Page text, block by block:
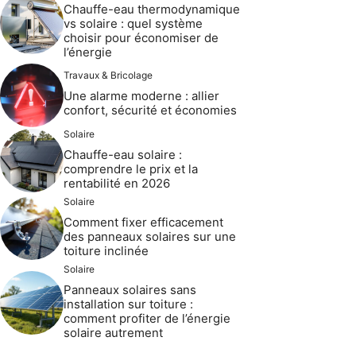
Chauffe-eau thermodynamique
vs solaire : quel système
choisir pour économiser de
l’énergie
Travaux & Bricolage
Une alarme moderne : allier
confort, sécurité et économies
Solaire
Chauffe-eau solaire :
comprendre le prix et la
rentabilité en 2026
Solaire
Comment fixer efficacement
des panneaux solaires sur une
toiture inclinée
Solaire
Panneaux solaires sans
installation sur toiture :
comment profiter de l’énergie
solaire autrement